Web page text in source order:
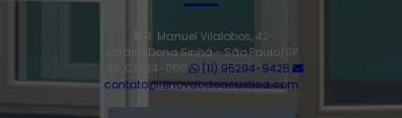
R. Manuel Vilalobos, 42
Jardim Dona Sinhá - São Paulo/SP
CEP: 03924-050
(11) 95294-9425
contato@renovacaoacustica.com